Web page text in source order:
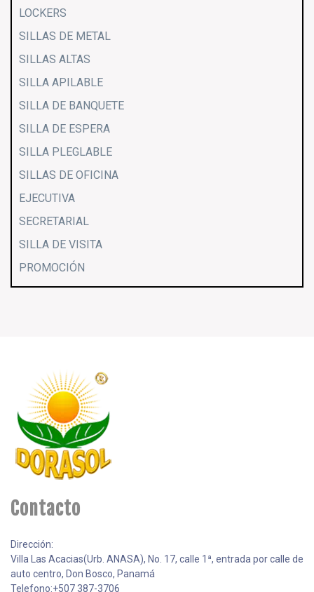
LOCKERS
SILLAS DE METAL
SILLAS ALTAS
SILLA APILABLE
SILLA DE BANQUETE
SILLA DE ESPERA
SILLA PLEGLABLE
SILLAS DE OFICINA
EJECUTIVA
SECRETARIAL
SILLA DE VISITA
PROMOCIÓN
Contacto
Dirección:
Villa Las Acacias(Urb. ANASA), No. 17, calle 1ª, entrada por calle de
auto centro, Don Bosco, Panamá
Telefono:+507 387-3706